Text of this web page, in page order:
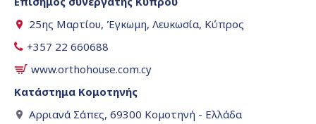
25ης Μαρτίου, Έγκωμη, Λευκωσία, Κύπρος
+357 22 660688
www.orthohouse.com.cy
Κατάστημα Κομοτηνής
Αρριανά Σάπες, 69300 Κομοτηνή - Ελλάδα